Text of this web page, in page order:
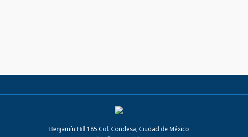
Benjamín Hill 185 Col. Condesa, Ciudad de México